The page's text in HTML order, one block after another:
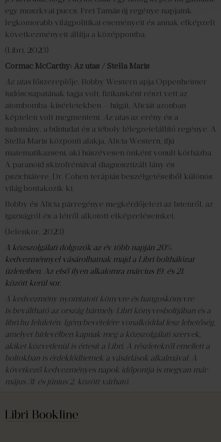
egy moszkvai puccs. Frei Tamás új regénye napjaink
legkomorabb világpolitikai eseményeit és annak elképzelt
következményeit állítja a középpontba.
(Libri, 2023)
Cormac McCarthy: Az utas / Stella Maris
Az utasfőszereplője, Bobby Western apja Oppenheimer
tudóscsapatának tagja volt, fizikusként részt vett az
atombomba-kísérletekben – húgát, Aliciát azonban
képtelen volt megmenteni. Az utasaz erény és a
tudomány, a bűntudat és a téboly lélegzetelállító regénye. A
Stella Maris központi alakja, Alicia Western, ifjú
matematikazseni, aki húszévesen önként vonult kórházba.
A paranoid skizofréniával diagnosztizált lány és
pszichiátere, Dr. Cohen terápiás beszélgetéseiből különös
világ bontakozik ki.
Bobby és Alicia párregénye megkérdőjelezi az Istenről, az
igazságról és a létről alkotott elképzeléseinket.
(Jelenkor, 2023)
A közszolgálati dolgozók az év több napján 20%
kedvezménnyel vásárolhatnak majd a Libri bolthálózat
üzleteiben. Az első ilyen alkalomra március 19. és 21.
között kerül sor.
A kedvezmény nyomtatott könyvre és hangoskönyvre
is beváltható az ország bármely Libri könyvesboltjában és a
libri.hu felületén. Igénybevételére vonalkóddal lesz lehetőség,
amelyet hírlevélben kapnak meg a közszolgálati szervek,
akiket közvetlenül is értesít a Libri. A részletekről emellett a
boltokban is érdeklődhetnek a vásárlások alkalmával. A
következő kedvezményes napok időpontja is megvan már:
május 31. és június 2. között várható.